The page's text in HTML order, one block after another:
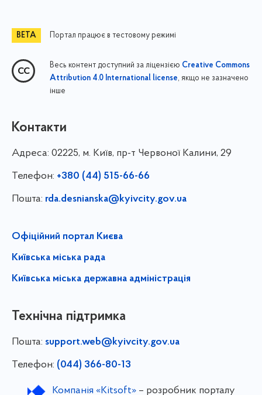
Портал працює в тестовому режимі
Весь контент доступний за ліцензією Creative Commons
Attribution 4.0 International license, якщо не зазначено
інше
Контакти
Адреса: 02225, м. Київ, пр-т Червоної Калини, 29
Телефон: +380 (44) 515-66-66
Пошта: rda.desnianska@kyivcity.gov.ua
Офіційний портал Києва
Київська міська рада
Київська міська державна адміністрація
Технічна підтримка
Пошта: support.web@kyivcity.gov.ua
Телефон: (044) 366-80-13
Компанія «Kitsoft»– розробник порталу